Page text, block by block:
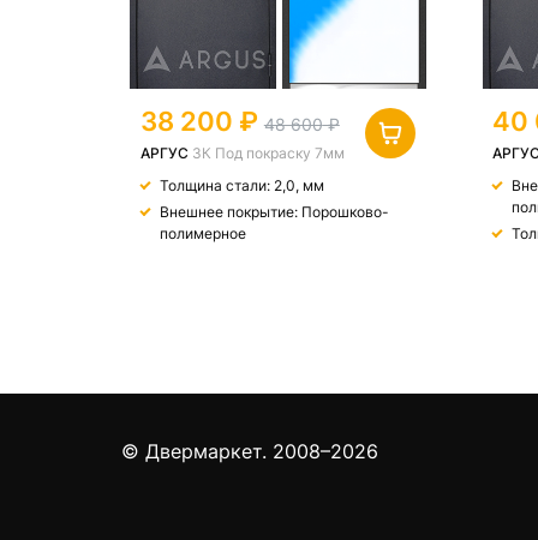
38 200 48 600
АРГУС 3К Под покраску 7мм
Толщина стали: 2,0, мм
Внешнее покрытие: Порошково-
полимерное
40
АРГУС
© Двермаркет. 2008–2026